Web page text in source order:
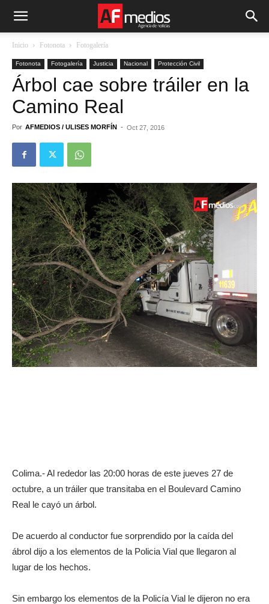
Inicio Fotonota Fotogalería
Fotonota Fotogalería Justicia Nacional Protección Civil
Árbol cae sobre tráiler en la
Camino Real
Por AFMEDIOS / ULISES MORFÍN - Oct 27, 2016
Colima.- Al rededor las 20:00 horas de este jueves 27 de
octubre, a un tráiler que transitaba en el Boulevard Camino
Real le cayó un árbol.
De acuerdo al conductor fue sorprendido por la caída del
ábrol dijo a los elementos de la Policia Vial que llegaron al
lugar de los hechos.
Sin embargo los elementos de la Policía Vial le dijeron no era